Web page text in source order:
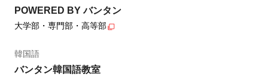
POWERED BY バンタン
大学部・専門部・高等部
韓国語
バンタン韓国語教室